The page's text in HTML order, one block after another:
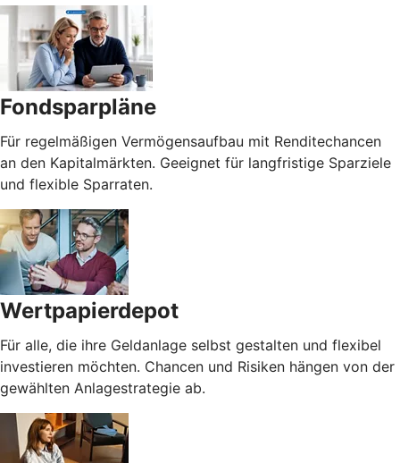
Fondsparpläne
Für regelmäßigen Vermögensaufbau mit Renditechancen
an den Kapitalmärkten. Geeignet für langfristige Sparziele
und flexible Sparraten.
Wertpapierdepot
Für alle, die ihre Geldanlage selbst gestalten und flexibel
investieren möchten. Chancen und Risiken hängen von der
gewählten Anlagestrategie ab.